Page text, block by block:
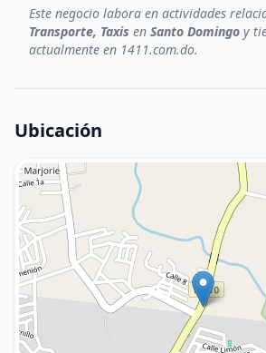
Este negocio labora en actividades
Transporte, Taxis en Santo Domingo y
actualmente en 1411.com.do.
Ubicación